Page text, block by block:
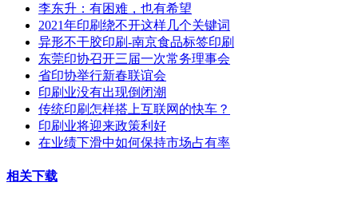
李东升：有困难，也有希望
2021年印刷绕不开这样几个关键词
异形不干胶印刷-南京食品标签印刷
东莞印协召开三届一次常务理事会
省印协举行新春联谊会
印刷业没有出现倒闭潮
传统印刷怎样搭上互联网的快车？
印刷业将迎来政策利好
在业绩下滑中如何保持市场占有率
相关下载